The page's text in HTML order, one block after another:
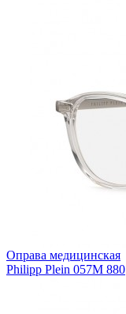
Оправа медицинская
Philipp Plein 057M 880